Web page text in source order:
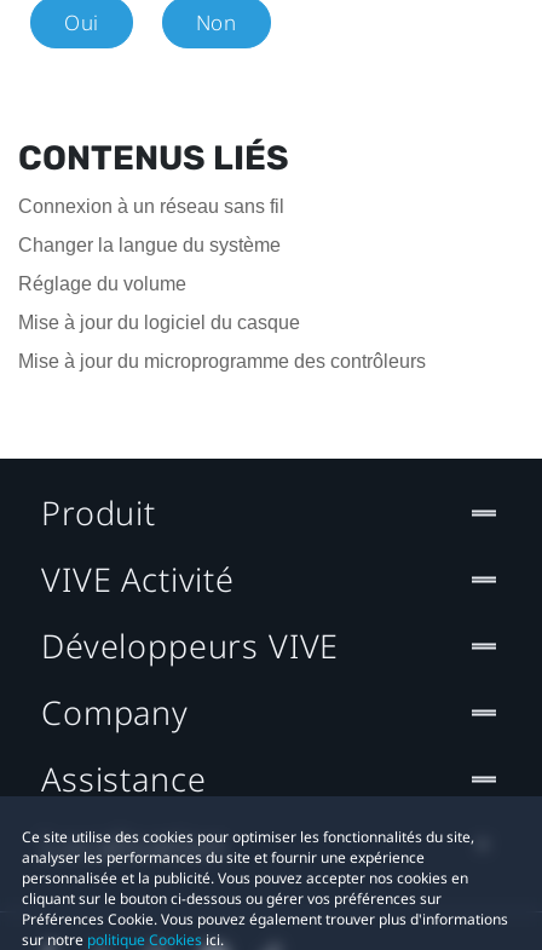
Oui Non
CONTENUS LIÉS
Connexion à un réseau sans fil
Changer la langue du système
Réglage du volume
Mise à jour du logiciel du casque
Mise à jour du microprogramme des contrôleurs
Ce site utilise des cookies pour optimiser les fonctionnalités du site,
analyser les performances du site et fournir une expérience
personnalisée et la publicité. Vous pouvez accepter nos cookies en
cliquant sur le bouton ci-dessous ou gérer vos préférences sur
Préférences Cookie. Vous pouvez également trouver plus d'informations
sur notre politique Cookiesici.
Produit
VIVE Activité
Développeurs VIVE
Company
Assistance
Localisation